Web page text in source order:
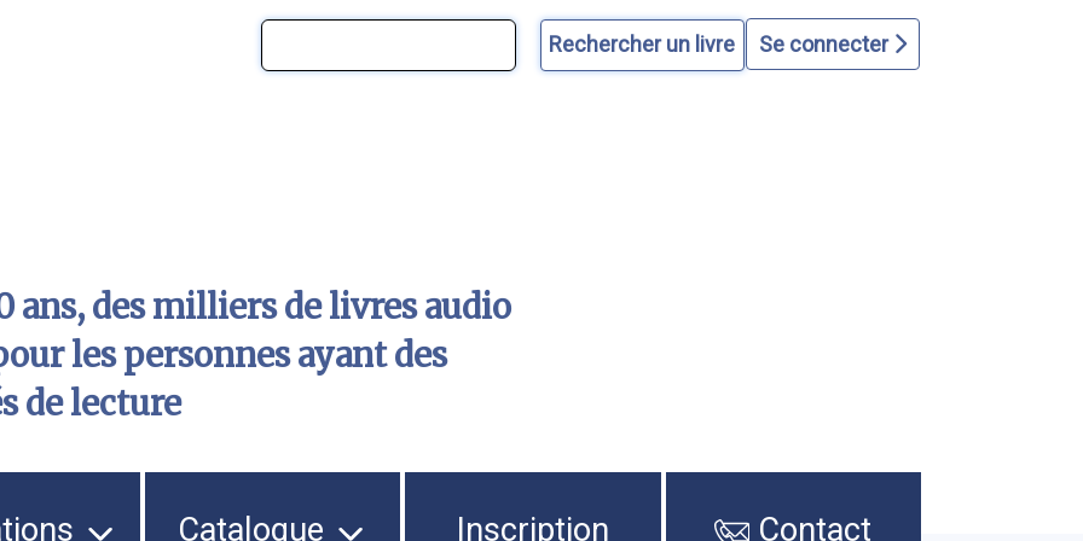
Se connecter
ans, des milliers de livres audio
les personnes ayant des
de lecture
Catalogue Inscription Contact